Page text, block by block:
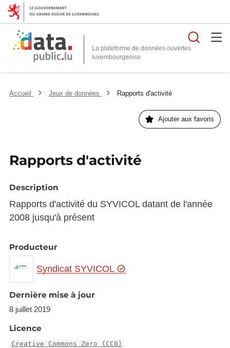
La plateforme de données ouvertes
Accueil Jeux de données Rapports d'activité
Ajouter aux favoris
Rapports d'activité
Description
Rapports d'activité du SYVICOL datant de l'année
2008 jusqu'à présent
Producteur
Syndicat SYVICOL
Dernière mise à jour
8 juillet 2019
Licence
Creative Commons Zero (CC0)